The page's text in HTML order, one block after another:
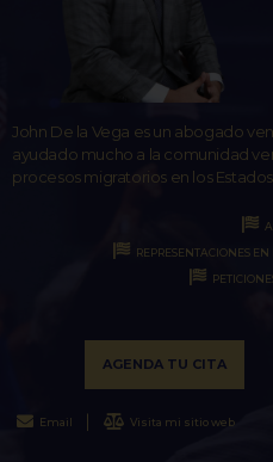
John De la Vega es un abogado
ayudado mucho a la comunidad
procesos migratorios en los
REPRESENTACIONES
AGENDA TU CITA
Email Visita mi sitio web